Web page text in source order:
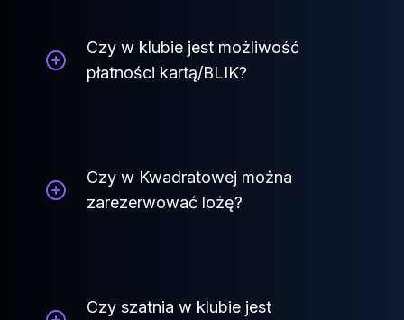
Czy w klubie jest możliwość
płatności kartą/BLIK?
Czy w Kwadratowej można
zarezerwować lożę?
Czy szatnia w klubie jest